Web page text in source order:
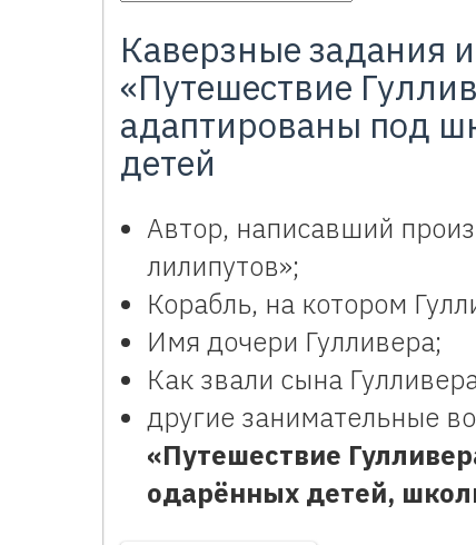
Каверзные задания
«Путешествие
адаптированы под
детей
Автор, написавший
лилипутов»;
Корабль, на котором
Имя дочери Гулливера;
Как звали сына
другие занимательные
«Путешествие
одарённых детей,